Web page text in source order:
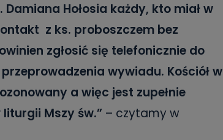
Hołosia każdy, kto miał w
z ks. proboszczem bez
zgłosić się telefonicznie do
wywiadu. Kościół w
a więc jest zupełnie
Mszy św.” – czytamy w